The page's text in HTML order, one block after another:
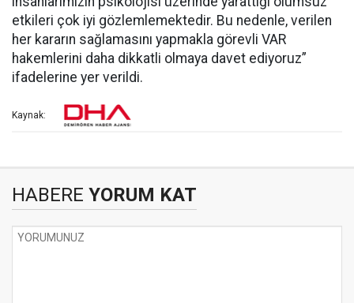
etkileri çok iyi gözlemlemektedir. Bu nedenle, verilen
her kararın sağlamasını yapmakla görevli VAR
hakemlerini daha dikkatli olmaya davet ediyoruz”
ifadelerine yer verildi.
Kaynak:
HABERE YORUM KAT